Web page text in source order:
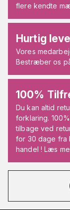
flere kendte
Hurtig
Vores
Bestræber os
100%
Du kan altid
forklaring.
tilbage ved
for 30 dage fra
handel ! Læs